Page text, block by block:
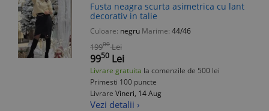
Fusta neagra scurta asimetrica cu lant
decorativ in talie
Culoare: negru Marime: 44/46
19900 Lei
9950 Lei
Livrare gratuita la comenzile de 500 lei
Primesti 100 puncte
Livrare Vineri, 14 Aug
Vezi detalii ›